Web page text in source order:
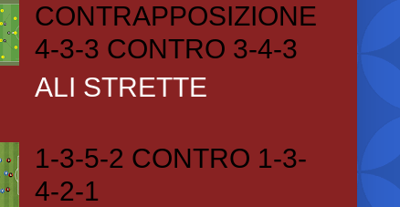
CONTRAPPOSIZIONE
4-3-3 CONTRO 3-4-3
ALI STRETTE
1-3-5-2 CONTRO 1-3-
4-2-1